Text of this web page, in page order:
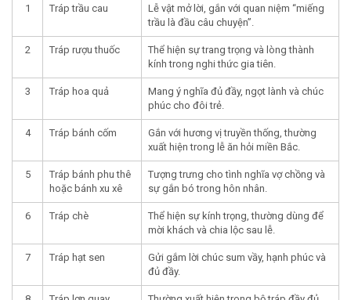
1 Tráp trầu cau
Lễ vật mở lời, gắn với quan niệm “miếng
trầu là đầu câu chuyện”.
2 Tráp rượu thuốc
Thể hiện sự trang trọng và lòng thành
kính trong nghi thức gia tiên.
3 Tráp hoa quả
Mang ý nghĩa đủ đầy, ngọt lành và chúc
phúc cho đôi trẻ.
4 Tráp bánh cốm
Gắn với hương vị truyền thống, thường
xuất hiện trong lễ ăn hỏi miền Bắc.
5
Tráp bánh phu thê
hoặc bánh xu xê
Tượng trưng cho tình nghĩa vợ chồng và
sự gắn bó trong hôn nhân.
6 Tráp chè
Thể hiện sự kính trọng, thường dùng để
mời khách và chia lộc sau lễ.
7 Tráp hạt sen
Gửi gắm lời chúc sum vầy, hạnh phúc và
đủ đầy.